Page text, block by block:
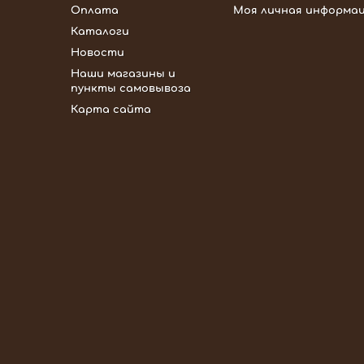
Оплата
Каталоги
Новости
Наши магазины и
пункты самовывоза
Карта сайта
Моя личная